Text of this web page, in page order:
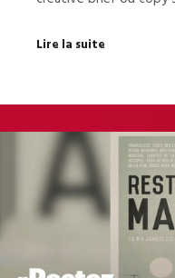
Lire la suite